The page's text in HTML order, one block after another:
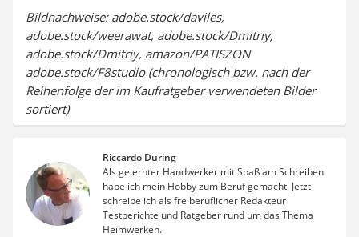
Bildnachweise: adobe.stock/daviles,
adobe.stock/weerawat, adobe.stock/Dmitriy,
adobe.stock/Dmitriy, amazon/PATISZON
adobe.stock/F8studio (chronologisch bzw. nach der
Reihenfolge der im Kaufratgeber verwendeten Bilder
sortiert)
Riccardo Düring
Als gelernter Handwerker mit Spaß am Schreiben
habe ich mein Hobby zum Beruf gemacht. Jetzt
schreibe ich als freiberuflicher Redakteur
Testberichte und Ratgeber rund um das Thema
Heimwerken.